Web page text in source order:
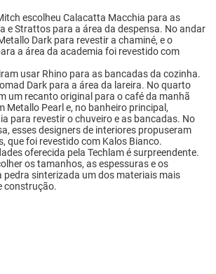
escolheu Calacatta Macchia para as
e Strattos para a área da despensa. No andar
Dark para revestir a chaminé, e o
a área da academia foi revestido com
usar Rhino para as bancadas da cozinha.
Dark para a área da lareira. No quarto
um recanto original para o café da manhã
Metallo Pearl e, no banheiro principal,
para revestir o chuveiro e as bancadas. No
esses designers de interiores propuseram
que foi revestido com Kalos Bianco.
oferecida pela Techlam é surpreendente.
os tamanhos, as espessuras e os
sinterizada um dos materiais mais
construção.